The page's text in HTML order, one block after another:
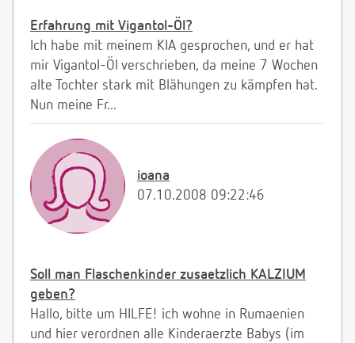
Erfahrung mit Vigantol-Öl?
Ich habe mit meinem KIA gesprochen, und er hat
mir Vigantol-Öl verschrieben, da meine 7 Wochen
alte Tochter stark mit Blähungen zu kämpfen hat.
Nun meine Fr...
ioana
07.10.2008 09:22:46
Soll man Flaschenkinder zusaetzlich KALZIUM
geben?
Hallo, bitte um HILFE! ich wohne in Rumaenien
und hier verordnen alle Kinderaerzte Babys (im